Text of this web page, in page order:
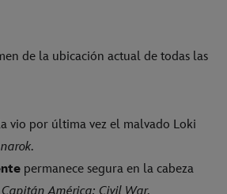
de la ubicación actual de todas las
vio por última vez el malvado Loki
.
permanece segura en la cabeza